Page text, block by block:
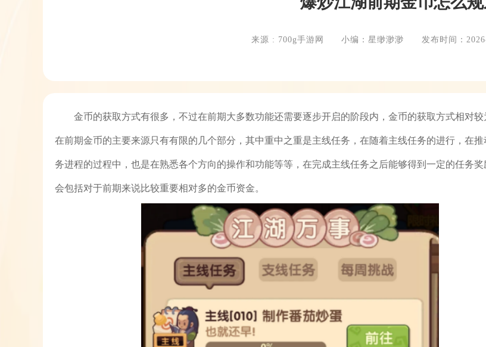
来源 : 700g手游网 小编：星缈渺渺 发布时间：
金币的获取方式有很多，不过在前期大多数功能还需要逐步开启的阶段内，金币的获取方式相对较
在前期金币的主要来源只有有限的几个部分，其中重中之重是主线任务，在随着主线任务的进行，在推
务进程的过程中，也是在熟悉各个方向的操作和功能等等，在完成主线任务之后能够得到一定的任务奖
会包括对于前期来说比较重要相对多的金币资金。